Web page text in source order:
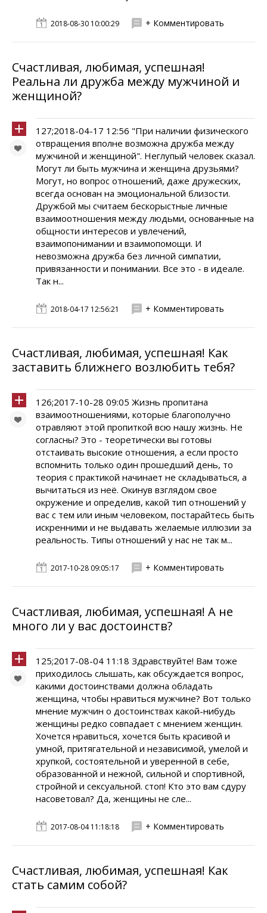
2018-08-30 10:00:29 + Комментировать
Счастливая, любимая, успешная!
Реальна ли дружба между мужчиной и
женщиной?
127;2018-04-17 12:56 "При наличии физического
отвращения вполне возможна дружба между
мужчиной и женщиной". Неглупый человек сказал.
Могут ли быть мужчина и женщина друзьями?
Могут, но вопрос отношений, даже дружеских,
всегда основан на эмоциональной близости.
Дружбой мы считаем бескорыстные личные
взаимоотношения между людьми, основанные на
общности интересов и увлечений,
взаимопонимании и взаимопомощи. И
невозможна дружба без личной симпатии,
привязанности и понимании. Все это - в идеале.
Так н...
2018-04-17 12:56:21 + Комментировать
Счастливая, любимая, успешная! Как
заставить ближнего возлюбить тебя?
126;2017-10-28 09:05 Жизнь пропитана
взаимоотношениями, которые благополучно
отравляют этой пропиткой всю нашу жизнь. Не
согласны? Это - теоретически вы готовы
отстаивать высокие отношения, а если просто
вспомнить только один прошедший день, то
теория с практикой начинает не складываться, а
вычитаться из неё. Окинув взглядом свое
окружение и определив, какой тип отношений у
вас с тем или иным человеком, постарайтесь быть
искренними и не выдавать желаемые иллюзии за
реальность. Типы отношений у нас не так м...
2017-10-28 09:05:17 + Комментировать
Счастливая, любимая, успешная! А не
много ли у вас достоинств?
125;2017-08-04 11:18 Здравствуйте! Вам тоже
приходилось слышать, как обсуждается вопрос,
какими достоинствами должна обладать
женщина, чтобы нравиться мужчине? Вот только
мнение мужчин о достоинствах какой-нибудь
женщины редко совпадает с мнением женщин.
Хочется нравиться, хочется быть красивой и
умной, притягательной и независимой, умелой и
хрупкой, состоятельной и уверенной в себе,
образованной и нежной, сильной и спортивной,
стройной и сексуальной. стоп! Кто это вам сдуру
насоветовал? Да, женщины не сле...
2017-08-04 11:18:18 + Комментировать
Счастливая, любимая, успешная! Как
стать самим собой?